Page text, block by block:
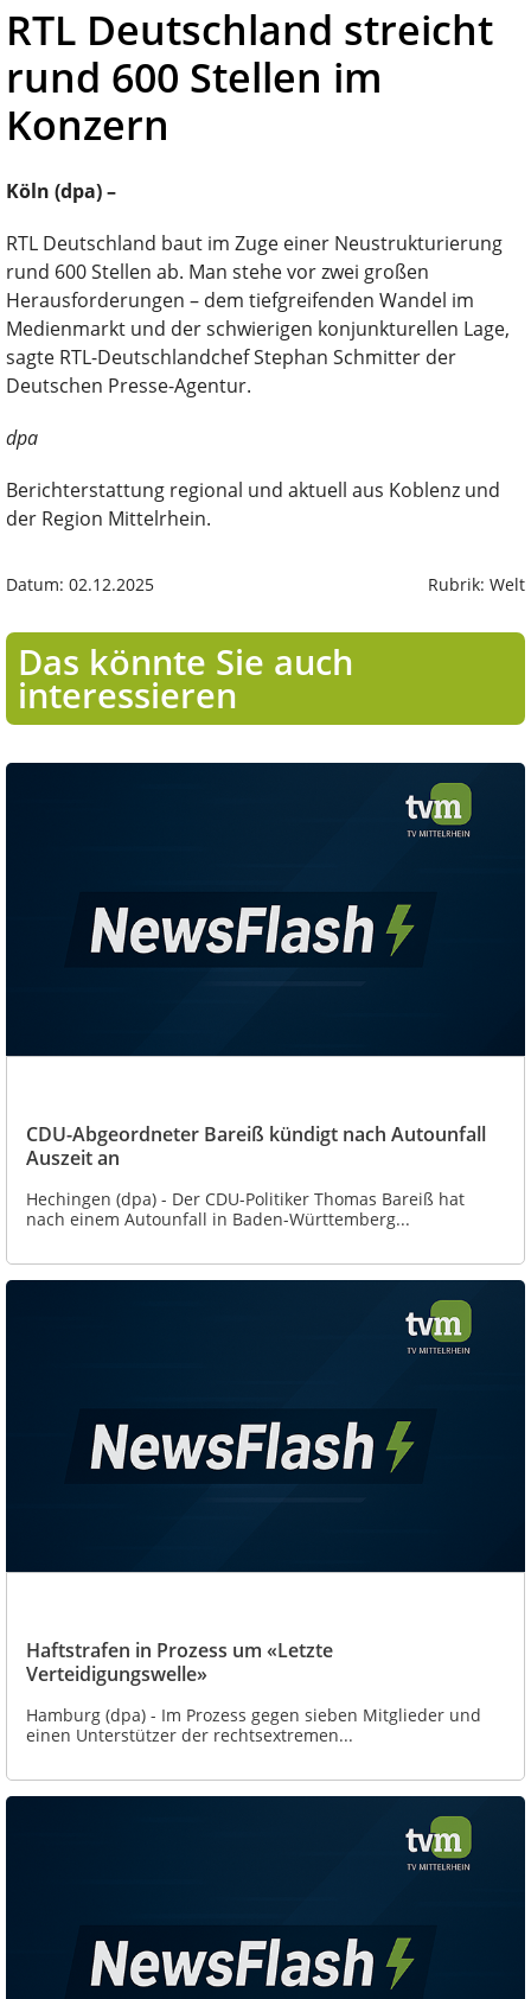
RTL Deutschland streicht
rund 600 Stellen im
Konzern
Köln (dpa) –
RTL Deutschland baut im Zuge einer Neustrukturierung
rund 600 Stellen ab. Man stehe vor zwei großen
Herausforderungen – dem tiefgreifenden Wandel im
Medienmarkt und der schwierigen konjunkturellen Lage,
sagte RTL-Deutschlandchef Stephan Schmitter der
Deutschen Presse-Agentur.
dpa
Berichterstattung regional und aktuell aus Koblenz und
der Region Mittelrhein.
Datum: 02.12.2025 Rubrik: Welt
Das könnte Sie auch
interessieren
CDU-Abgeordneter Bareiß kündigt nach Autounfall
Auszeit an
Hechingen (dpa) - Der CDU-Politiker Thomas Bareiß hat
nach einem Autounfall in Baden-Württemberg...
Haftstrafen in Prozess um «Letzte
Verteidigungswelle»
Hamburg (dpa) - Im Prozess gegen sieben Mitglieder und
einen Unterstützer der rechtsextremen...